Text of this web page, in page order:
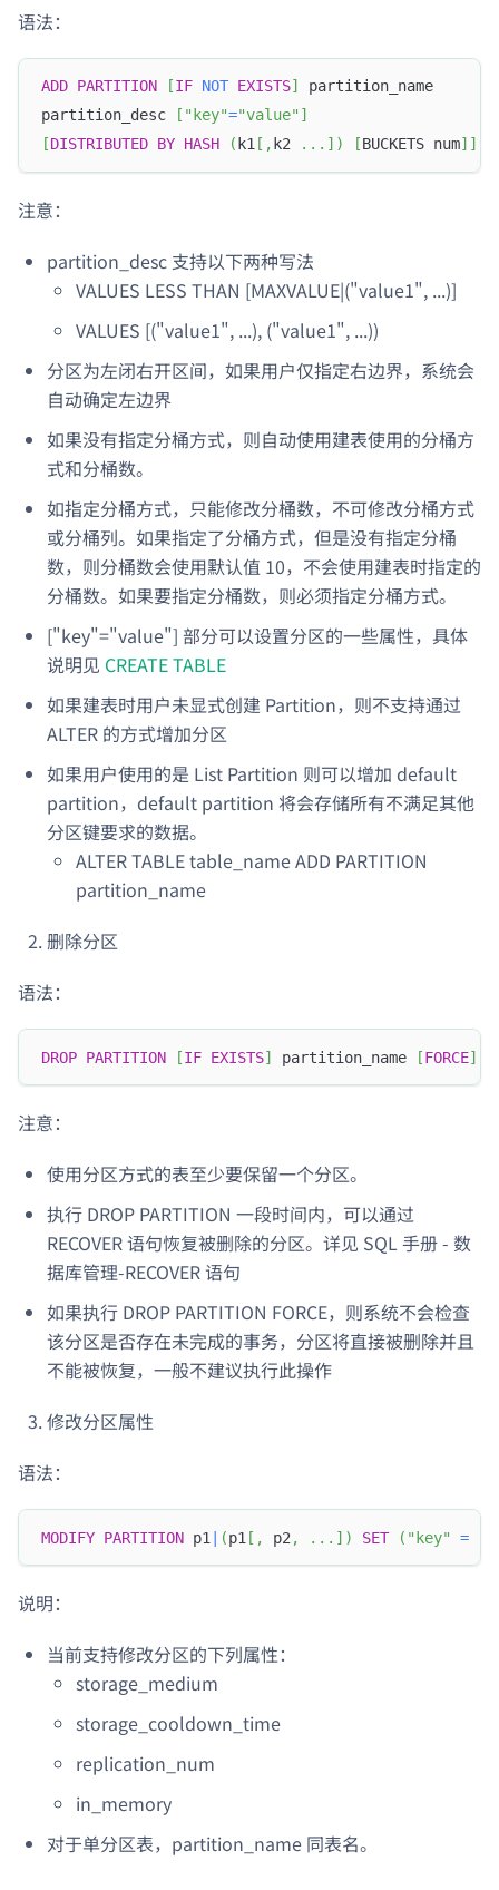
语法：
ADD PARTITION [IF NOT EXISTS]
partition_name
partition_desc
[ "key"="value" ]
[DISTRIBUTED BY HASH ( k1 [ , k2 . . . ] ) [BUCKETS num] ]
注意：
partition_desc 支持以下两种写法
VALUES LESS THAN [MAXVALUE|("value1", ...)]
VALUES [("value1", ...), ("value1", ...))
分区为左闭右开区间，如果用户仅指定右边界，系统会
自动确定左边界
如果没有指定分桶方式，则自动使用建表使用的分桶方
式和分桶数。
如指定分桶方式，只能修改分桶数，不可修改分桶方式
或分桶列。如果指定了分桶方式，但是没有指定分桶
数，则分桶数会使用默认值 10，不会使用建表时指定的
分桶数。如果要指定分桶数，则必须指定分桶方式。
["key"="value"] 部分可以设置分区的一些属性，具体
说明见 CREATE TABLE
如果建表时用户未显式创建 Partition，则不支持通过
ALTER 的方式增加分区
如果用户使用的是 List Partition 则可以增加 default
partition，default partition 将会存储所有不满足其他
分区键要求的数据。
ALTER TABLE table_name ADD PARTITION
partition_name
删除分区
语法：
DROP PARTITION [IF EXISTS] partition_name [FORCE]
注意：
使用分区方式的表至少要保留一个分区。
执行 DROP PARTITION 一段时间内，可以通过
RECOVER 语句恢复被删除的分区。详见 SQL 手册 - 数
据库管理-RECOVER 语句
如果执行 DROP PARTITION FORCE，则系统不会检查
该分区是否存在未完成的事务，分区将直接被删除并且
不能被恢复，一般不建议执行此操作
修改分区属性
语法：
MODIFY PARTITION p1 (p1 [ , p2 , . . . ] ) SET ( "key" =
说明：
当前支持修改分区的下列属性：
storage_medium
storage_cooldown_time
replication_num
in_memory
对于单分区表，partition_name 同表名。